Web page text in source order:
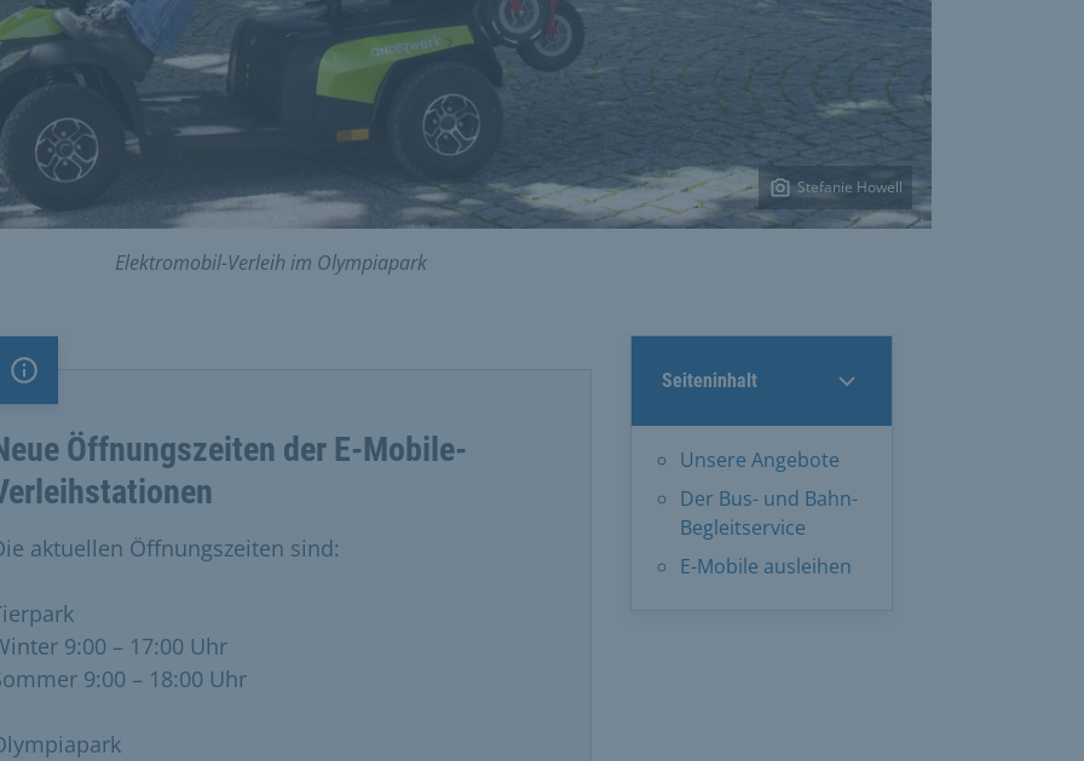
Stefanie Howell
Elektromobil-Verleih im Olympiapark
Seiteninhalt
Unsere Angebote
Der Bus- und Bahn-
Begleitservice
E-Mobile ausleihen
Information
Öffnungszeiten der E-Mobile-
aktuellen Öffnungszeiten sind:
9:00 – 17:00 Uhr
9:00 – 18:00 Uhr